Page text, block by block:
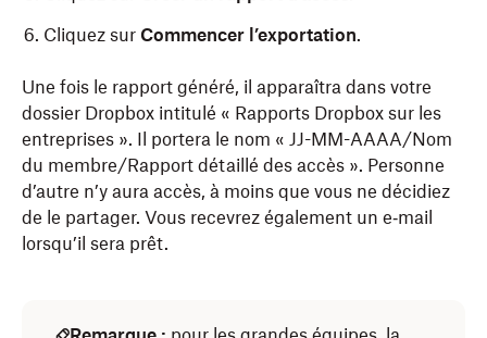
Cliquez sur Commencer l’exportation.
Une fois le rapport généré, il apparaîtra dans votre
dossier Dropbox intitulé « Rapports Dropbox sur les
entreprises ». Il portera le nom « JJ-MM-AAAA/Nom
du membre/Rapport détaillé des accès ». Personne
d’autre n’y aura accès, à moins que vous ne décidiez
de le partager. Vous recevrez également un e‑mail
lorsqu’il sera prêt.